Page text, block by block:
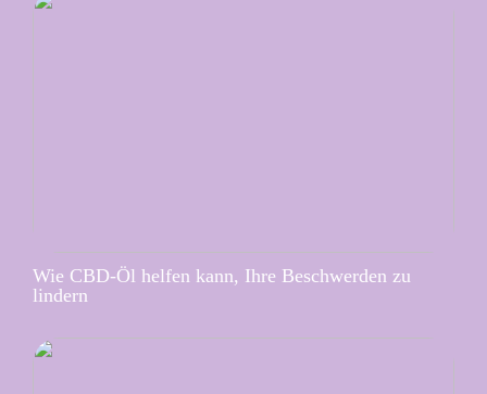
Wie CBD-Öl helfen kann, Ihre Beschwerden zu
lindern